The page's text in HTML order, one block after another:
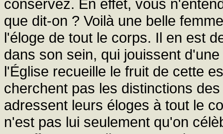
conservez. En effet, vous
que dit-on ? Voilà une belle
l'éloge de tout le corps. Il en est
dans son sein, qui jouissent
l'Église recueille le fruit de cette
cherchent pas les distinctions
adressent leurs éloges à tout le
n'est pas lui seulement qu'on